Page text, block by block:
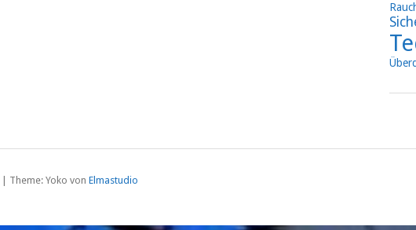
Theme: Yoko von Elmastudio